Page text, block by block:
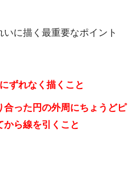
に描く最重要なポイント
ずれなく描くこと
合った円の外周にちょうどピ
から線を引くこと